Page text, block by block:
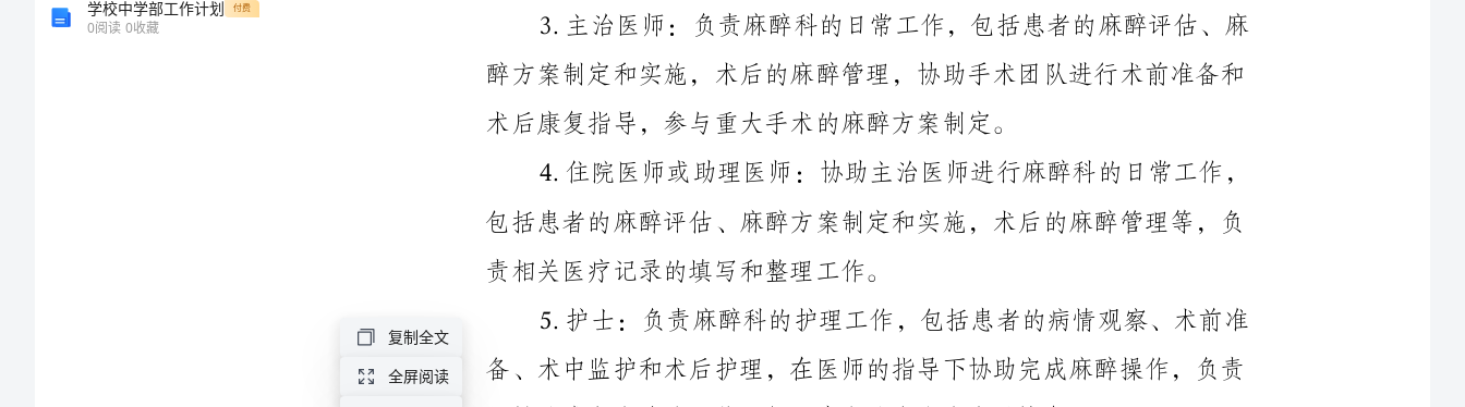
学校中学部工作计划 付费
0阅读 0收藏
保证设备的正常运行和患者的安全。
师和护士将患者移送到麻醉室和术后恢复室。
4.住院医师或助理医师：协助主治医师进行麻醉科的日常工作，
包括患者的麻醉评估、麻醉方案制定和实施，术后的麻醉管理等，负
责相关医疗记录的填写和整理工作。
备、术中监护和术后护理，在医师的指导下协助完成麻醉操作，负责
器械的准备和清洁工作，保证患者的安全和术后恢复。
复制全文
全屏阅读